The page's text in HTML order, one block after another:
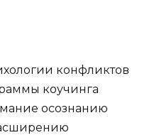
конфликтов
коучинга
осознанию